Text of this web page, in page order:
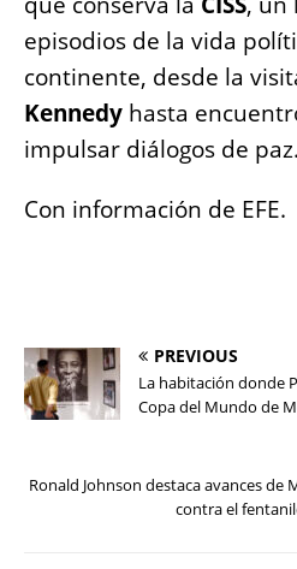
episodios de la vida
continente, desde la
Kennedy hasta
impulsar diálogos de paz.
Con información de EFE.
PREVIOUS
La habitación donde
Copa del Mundo de
Ronald Johnson destaca avances de
contra el